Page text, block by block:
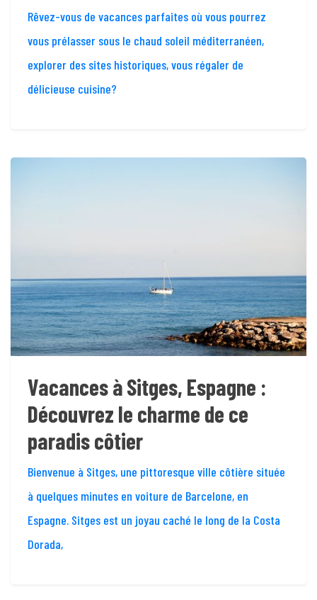
Rêvez-vous de vacances parfaites où vous pourrez
vous prélasser sous le chaud soleil méditerranéen,
explorer des sites historiques, vous régaler de
délicieuse cuisine?
Vacances à Sitges, Espagne :
Découvrez le charme de ce
paradis côtier
Bienvenue à Sitges, une pittoresque ville côtière située
à quelques minutes en voiture de Barcelone, en
Espagne. Sitges est un joyau caché le long de la Costa
Dorada,